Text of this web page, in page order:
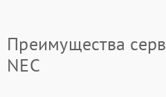
Преимущества
NEC